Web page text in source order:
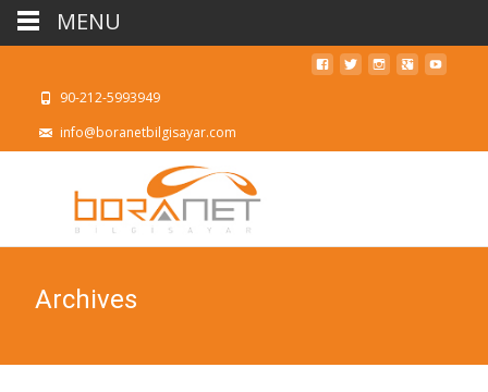
90-212-5993949
info@boranetbilgisayar.com
Archives
MENU